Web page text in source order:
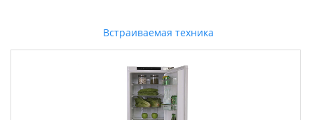
Встраиваемая техника